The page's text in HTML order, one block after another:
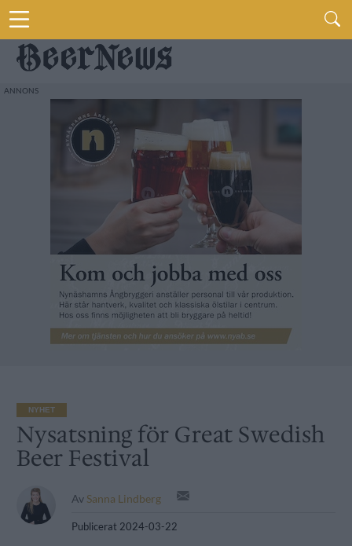
NYHET
Nysatsning för Great Swedish
Beer Festival
Av Sanna Lindberg
Publicerat 2024-03-22